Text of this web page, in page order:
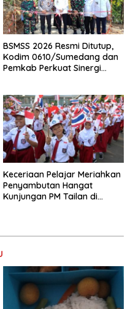
BSMSS 2026 Resmi Ditutup,
Kodim 0610/Sumedang dan
Pemkab Perkuat Sinergi
Keceriaan Pelajar Meriahkan
Penyambutan Hangat
Kunjungan PM Tailan di